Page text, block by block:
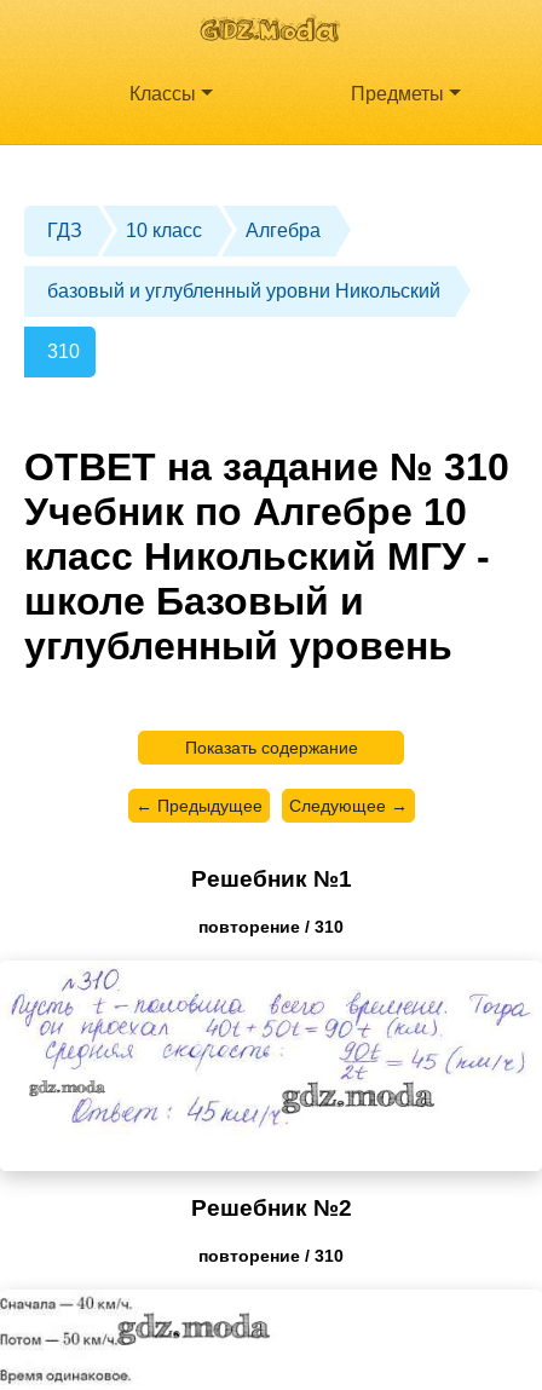
Классы Предметы
ГДЗ 10 класс Алгебра
базовый и углубленный уровни Никольский
310
ОТВЕТ на задание № 310
Учебник по Алгебре 10
класс Никольский МГУ -
школе Базовый и
углубленный уровень
Показать содержание
← Предыдущее Следующее →
Решебник №1
повторение / 310
Решебник №2
повторение / 310